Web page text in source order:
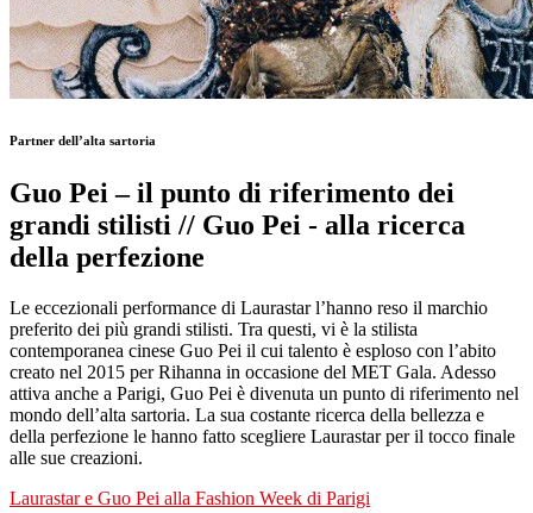
Partner dell’alta sartoria
Guo Pei – il punto di riferimento dei
grandi stilisti // Guo Pei - alla ricerca
della perfezione
Le eccezionali performance di Laurastar l’hanno reso il marchio
preferito dei più grandi stilisti. Tra questi, vi è la stilista
contemporanea cinese Guo Pei il cui talento è esploso con l’abito
creato nel 2015 per Rihanna in occasione del MET Gala. Adesso
attiva anche a Parigi, Guo Pei è divenuta un punto di riferimento nel
mondo dell’alta sartoria. La sua costante ricerca della bellezza e
della perfezione le hanno fatto scegliere Laurastar per il tocco finale
alle sue creazioni.
Laurastar e Guo Pei alla Fashion Week di Parigi